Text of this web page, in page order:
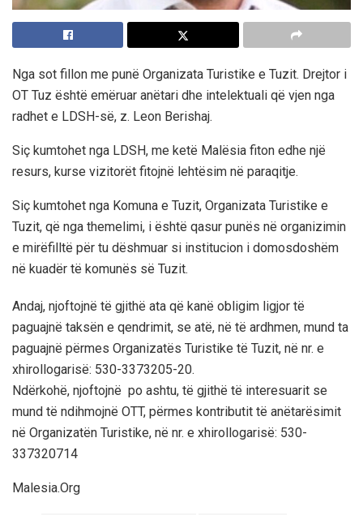
Nga sot fillon me punë Organizata Turistike e Tuzit. Drejtor i
OT Tuz është emëruar anëtari dhe intelektuali që vjen nga
radhet e LDSH-së, z. Leon Berishaj.
Siç kumtohet nga LDSH, me ketë Malësia fiton edhe një
resurs, kurse vizitorët fitojnë lehtësim në paraqitje.
Siç kumtohet nga Komuna e Tuzit, Organizata Turistike e
Tuzit, që nga themelimi, i është qasur punës në organizimin
e mirëfilltë për tu dëshmuar si institucion i domosdoshëm
në kuadër të komunës së Tuzit.
Andaj, njoftojnë të gjithë ata që kanë obligim ligjor të
paguajnë taksën e qendrimit, se atë, në të ardhmen, mund ta
paguajnë përmes Organizatës Turistike të Tuzit, në nr. e
xhirollogarisë: 530-3373205-20.
Ndërkohë, njoftojnë po ashtu, të gjithë të interesuarit se
mund të ndihmojnë OTT, përmes kontributit të anëtarësimit
në Organizatën Turistike, në nr. e xhirollogarisë: 530-
337320714
Malesia.Org